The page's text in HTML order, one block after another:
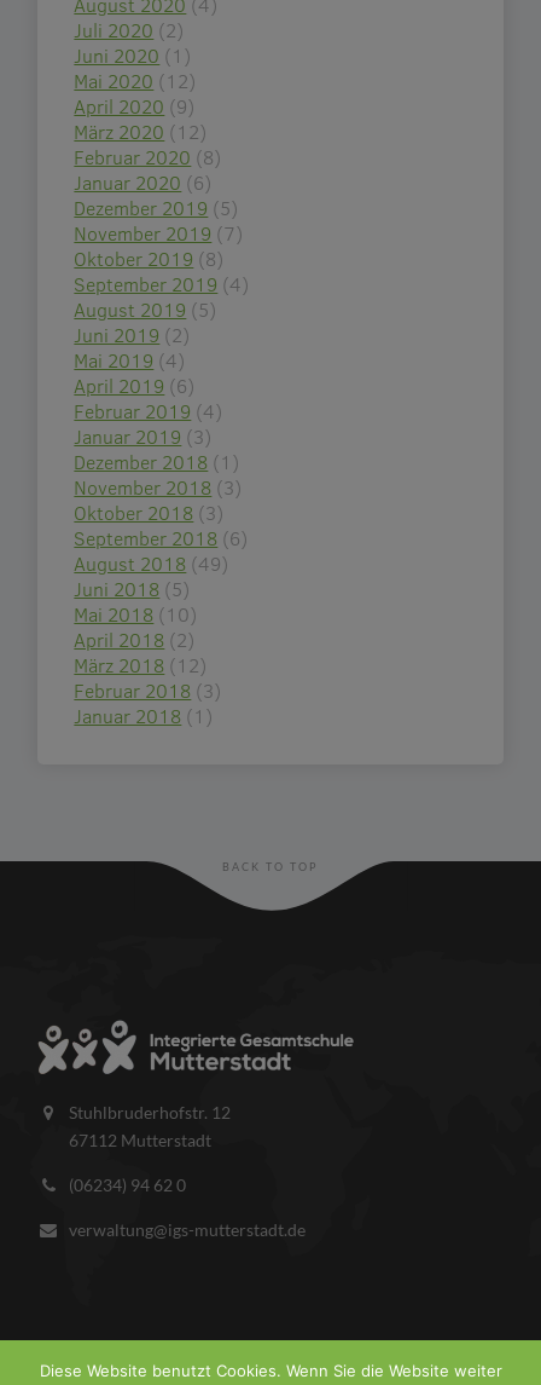
Juli 2020 (2)
Juni 2020 (1)
Mai 2020 (12)
April 2020 (9)
März 2020 (12)
Februar 2020 (8)
Januar 2020 (6)
Dezember 2019 (5)
November 2019 (7)
Oktober 2019 (8)
September 2019 (4)
August 2019 (5)
Juni 2019 (2)
Mai 2019 (4)
April 2019 (6)
Februar 2019 (4)
Januar 2019 (3)
Dezember 2018 (1)
November 2018 (3)
Oktober 2018 (3)
September 2018 (6)
August 2018 (49)
Juni 2018 (5)
Mai 2018 (10)
April 2018 (2)
März 2018 (12)
Februar 2018 (3)
Januar 2018 (1)
BACK TO TOP
Stuhlbruderhofstr. 12
67112 Mutterstadt
(06234) 94 62 0
verwaltung@igs-mutterstadt.de
Diese Website benutzt Cookies. Wenn Sie die Website weiter